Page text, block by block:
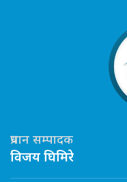
प्रधान सम्पादक
विजय घिमिरे